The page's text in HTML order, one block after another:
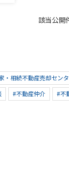
該当公開
・相続不動産売却セン
#不動産仲介 #不